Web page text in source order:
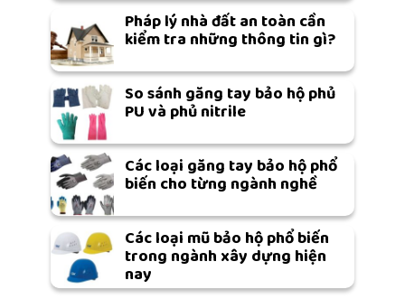
Pháp lý nhà đất an toàn cần
kiểm tra những thông tin gì?
So sánh găng tay bảo hộ phủ
PU và phủ nitrile
Các loại găng tay bảo hộ phổ
biến cho từng ngành nghề
Các loại mũ bảo hộ phổ biến
trong ngành xây dựng hiện
nay